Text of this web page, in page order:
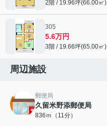
2階 / 19.96坪(66.00㎡)
305
5.6万円
3階 / 19.66坪(65.00㎡)
周辺施設
郵便局
久留米野添郵便局
836ｍ（11分）